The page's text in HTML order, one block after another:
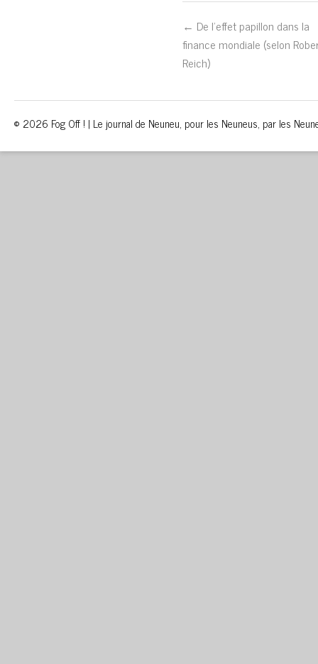
← De l’effet papillon dans la
finance mondiale (selon
Reich)
© 2026 Fog Off ! | Le journal de Neuneu, pour les Neuneus, par les